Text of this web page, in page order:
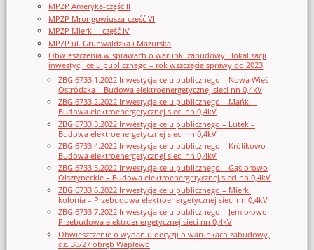
MPZP Ameryka-część II
MPZP Mrongowiusza-część VI
MPZP Mierki – część IV
MPZP ul. Grunwaldzka i Mazurska
Obwieszczenia w sprawach o warunki zabudowy i lokalizacji
inwestycji celu publicznego – rok wszczęcia sprawy do 2023
ZBG.6733.1.2022 Inwestycja celu publicznego – Nowa Wieś
Ostródzka – Budowa elektroenergetycznej sieci nn 0,4kV
ZBG.6733.2.2022 Inwestycja celu publicznego – Mańki –
Budowa elektroenergetycznej sieci nn 0,4kV
ZBG.6733.3.2022 Inwestycja celu publicznego – Lutek –
Budowa elektroenergetycznej sieci nn 0,4kV
ZBG.6733.4.2022 Inwestycja celu publicznego – Królikowo –
Budowa elektroenergetycznej sieci nn 0,4kV
ZBG.6733.5.2022 Inwestycja celu publicznego – Gąsiorowo
Olsztyneckie – Budowa elektroenergetycznej sieci nn 0,4kV
ZBG.6733.6.2022 Inwestycja celu publicznego – Mierki
kolonia – Przebudowa elektroenergetycznej sieci nn 0,4kV
ZBG.6733.7.2022 Inwestycja celu publicznego – Jemiołowo –
Przebudowa elektroenergetycznej sieci nn 0,4kV
Obwieszczenie o wydaniu decyzji o warunkach zabudowy,
dz. 36/27 obręb Waplewo